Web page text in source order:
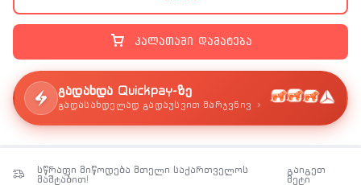
კალათაში დამატება
გადახდა Quickpay-ზე
გადასახდელად გადაუსვით მარჯვნივ ›
სწრაფი მიწოდება მთელი საქართველოს
მაშტაბით!
გაიგეთ
მეტი